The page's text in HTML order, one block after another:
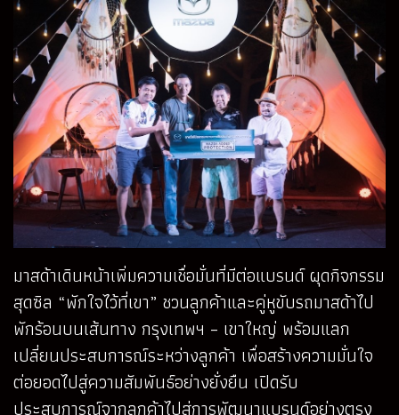
มาสด้าเดินหน้าเพิ่มความเชื่อมั่นที่มีต่อแบรนด์ ผุดกิจกรรม
สุดซิล “พักใจไว้ที่เขา” ชวนลูกค้าและคู่หูขับรถมาสด้าไป
พักร้อนบนเส้นทาง กรุงเทพฯ – เขาใหญ่ พร้อมแลก
เปลี่ยนประสบการณ์ระหว่างลูกค้า เพื่อสร้างความมั่นใจ
ต่อยอดไปสู่ความสัมพันธ์อย่างยั่งยืน เปิดรับ
ประสบการณ์จากลูกค้าไปสู่การพัฒนาแบรนด์อย่างตรง